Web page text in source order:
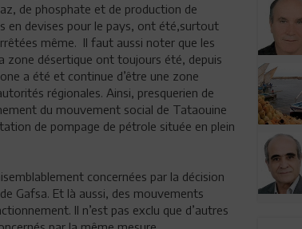
de phosphate et de production de
en devises pour le pays, ont été,surtout
même. Il faut aussi noter que les
zone désertique ont toujours été, depuis
a été et continue d’être une zone
régionales. Ainsi, presquerien de
du mouvement social de Tataouine
de pompage de pétrole située en plein
concernées par la décision
Gafsa. Et là aussi, des mouvements
Il n’est pas exclu que d’autres